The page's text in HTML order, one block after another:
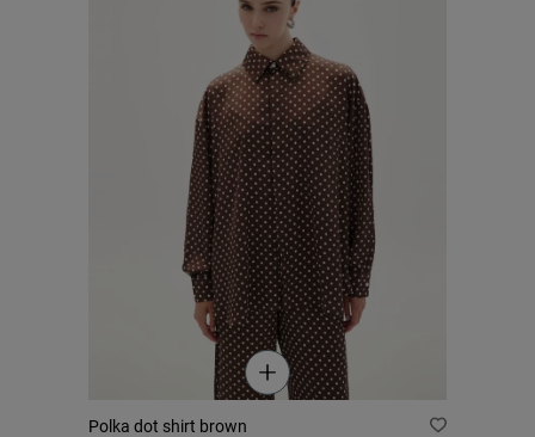
Polka dot shirt brown